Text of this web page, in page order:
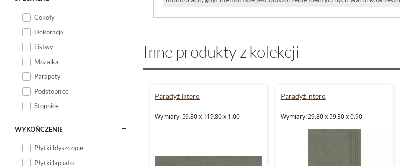
Cokoły
Dekoracje
Listwy
Mozaika
Parapety
Podstopnice
Stopnice
WYKOŃCZENIE
Płytki błyszczące
Płytki lappato
Inne produkty z kolekcji
Paradyż Intero
Wymiary: 59.80 x 119.80 x 1.00
Paradyż Intero
Wymiary: 29.80 x 59.80 x 0.90